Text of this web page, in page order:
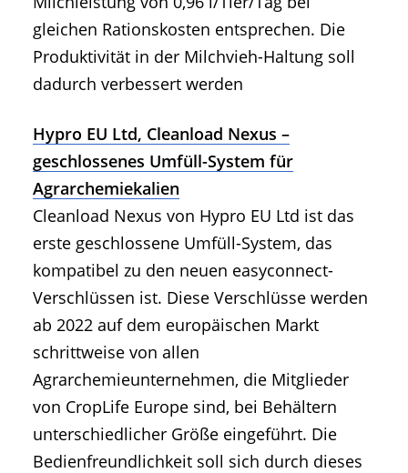
gleichen Rationskosten entsprechen. Die
Produktivität in der Milchvieh-Haltung soll
dadurch verbessert werden
Hypro EU Ltd, Cleanload Nexus –
geschlossenes Umfüll-System für
Agrarchemiekalien
Cleanload Nexus von Hypro EU Ltd ist das
erste geschlossene Umfüll-System, das
kompatibel zu den neuen easyconnect-
Verschlüssen ist. Diese Verschlüsse werden
ab 2022 auf dem europäischen Markt
schrittweise von allen
Agrarchemieunternehmen, die Mitglieder
von CropLife Europe sind, bei Behältern
unterschiedlicher Größe eingeführt. Die
Bedienfreundlichkeit soll sich durch dieses